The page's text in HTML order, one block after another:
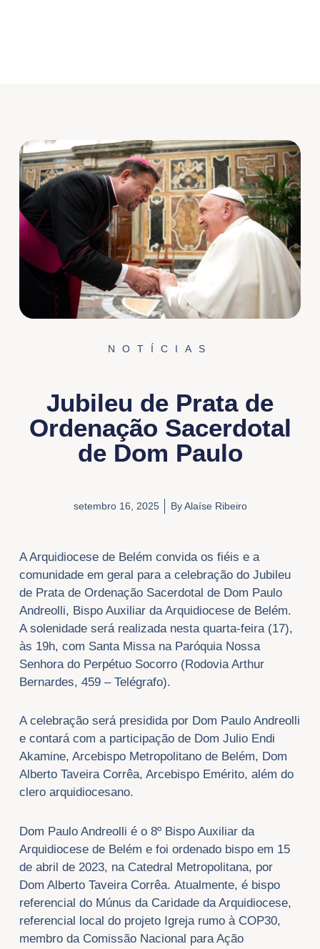
NOTÍCIAS
Jubileu de Prata de
Ordenação Sacerdotal
de Dom Paulo
setembro 16, 2025 ByAlaíse Ribeiro
A Arquidiocese de Belém convida os fiéis e a
comunidade em geral para a celebração do Jubileu
de Prata de Ordenação Sacerdotal de Dom Paulo
Andreolli, Bispo Auxiliar da Arquidiocese de Belém.
A solenidade será realizada nesta quarta-feira (17),
às 19h, com Santa Missa na Paróquia Nossa
Senhora do Perpétuo Socorro (Rodovia Arthur
Bernardes, 459 – Telégrafo).
A celebração será presidida por Dom Paulo Andreolli
e contará com a participação de Dom Julio Endi
Akamine, Arcebispo Metropolitano de Belém, Dom
Alberto Taveira Corrêa, Arcebispo Emérito, além do
clero arquidiocesano.
Dom Paulo Andreolli é o 8º Bispo Auxiliar da
Arquidiocese de Belém e foi ordenado bispo em 15
de abril de 2023, na Catedral Metropolitana, por
Dom Alberto Taveira Corrêa. Atualmente, é bispo
referencial do Múnus da Caridade da Arquidiocese,
referencial local do projeto Igreja rumo à COP30,
membro da Comissão Nacional para Ação